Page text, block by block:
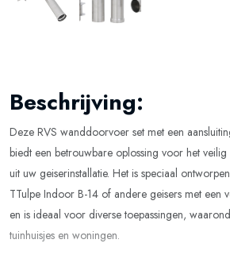
Beschrijving:
Deze RVS wanddoorvoer set met een
biedt een betrouwbare oplossing voor het
uit uw geiserinstallatie. Het is speciaal
TTulpe Indoor B-14 of andere geisers met een
en is ideaal voor diverse toepassingen,
tuinhuisjes en woningen.